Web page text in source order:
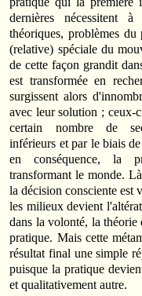
dernières nécessitent
théoriques, problèmes
(relative) spéciale du
de cette façon grandit
est transformée en
surgissent alors
avec leur solution ; ceux-
certain nombre de
inférieurs et par le biais
en conséquence, la
transformant le monde.
la décision consciente est
les milieux devient
dans la volonté, la
pratique. Mais cette
résultat final une simple
puisque la pratique
et qualitativement autre.